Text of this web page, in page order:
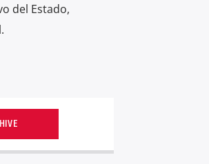
del Estado,